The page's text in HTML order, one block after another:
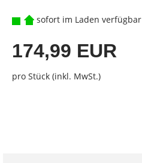
sofort im Laden verfügbar
174,99 EUR
pro Stück (inkl. MwSt.)